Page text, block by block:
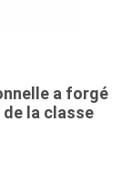
a forgé
de la classe